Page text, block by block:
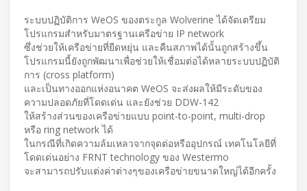
ระบบปฏิบัติการ WeOS ของตระกูล Wolverine ได้จัดเตรียม
โปรแกรมสำหรับมาตรฐานเครือข่าย IP network
ซึ่งช่วยให้เครือข่ายที่ยืดหยุ่น และคืนสภาพได้นั้นถูกสร้างขึ้น
โปรแกรมนี้ยังถูกพัฒนาเพื่อช่วยให้เชื่อมต่อได้หลายระบบปฏิบัติ
การ (cross platform)
และเป็นทางออกแห่งอนาคต WeOS จะส่งผลให้มีระดับของ
ความปลอดภัยที่โดดเด่น และยังช่วย DDW-142
ให้สร้างส่วนของเครือข่ายแบบ point-to-point, multi-drop
หรือ ring network ได้
ในกรณีที่เกิดความล้มเหลวจากจุดต่อหรืออุปกรณ์ เทคโนโลยีที่
โดดเด่นอย่าง FRNT technology ของ Westermo
จะสามารถปรับแต่งค่าต่างๆของเครือข่ายขนาดใหญ่ได้อีกครั้ง